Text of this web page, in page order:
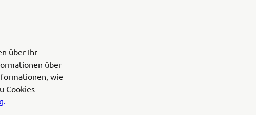
über Ihr
über
wie
Cookies